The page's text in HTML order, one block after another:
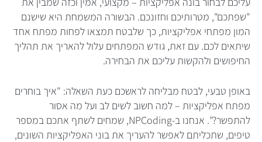
"שפתכם", מטרותיכם וחזונכם. הבשורה המשמחת היא שישנם
המון מפתחי אפליקציות, כך שלבטח תמצאו לפחות מפתח אחד
שיתאים לכם. עם זאת, גודש המפתחים עלול להאריך את תהליך
החיפושים ולהקשות עליכם את הבחירה.
באופן טבעי, לבטח מבליחה לראשכם כעת השאלה: "איך בוחרים
מפתח אפליקציות – למה חשוב לשים לב ועל מה אסור
להתפשר?". אנחנו ב-NPCoding, שמחים לשתף אתכם במספר
טיפים, שתכליתם לאפשר להעריך את בוני האפליקציות השונים,